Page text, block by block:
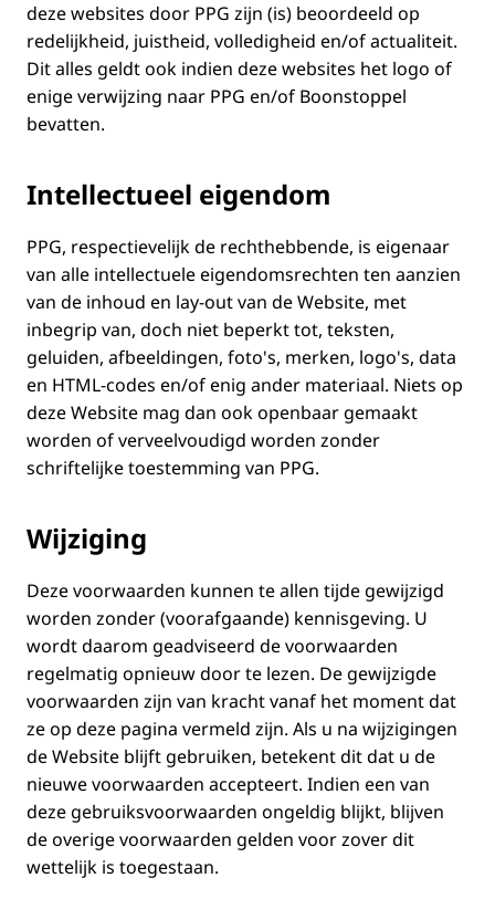
deze websites door PPG zijn (is) beoordeeld op
redelijkheid, juistheid, volledigheid en/of actualiteit.
Dit alles geldt ook indien deze websites het logo of
enige verwijzing naar PPG en/of Boonstoppel
bevatten.
Intellectueel eigendom
PPG, respectievelijk de rechthebbende, is eigenaar
van alle intellectuele eigendomsrechten ten aanzien
van de inhoud en lay-out van de Website, met
inbegrip van, doch niet beperkt tot, teksten,
geluiden, afbeeldingen, foto's, merken, logo's, data
en HTML-codes en/of enig ander materiaal. Niets op
deze Website mag dan ook openbaar gemaakt
worden of verveelvoudigd worden zonder
schriftelijke toestemming van PPG.
Wijziging
Deze voorwaarden kunnen te allen tijde gewijzigd
worden zonder (voorafgaande) kennisgeving. U
wordt daarom geadviseerd de voorwaarden
regelmatig opnieuw door te lezen. De gewijzigde
voorwaarden zijn van kracht vanaf het moment dat
ze op deze pagina vermeld zijn. Als u na wijzigingen
de Website blijft gebruiken, betekent dit dat u de
nieuwe voorwaarden accepteert. Indien een van
deze gebruiksvoorwaarden ongeldig blijkt, blijven
de overige voorwaarden gelden voor zover dit
wettelijk is toegestaan.